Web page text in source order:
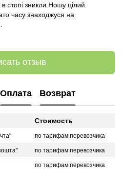
стопі зникли.Ношу цілий
часу знаходжуся на
отзыв
Оплата Возврат
Стоимость
по тарифам перевозчика
по тарифам перевозчика
по тарифам перевозчика